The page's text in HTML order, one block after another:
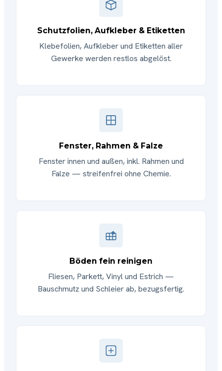
Schutzfolien, Aufkleber & Etiketten
Klebefolien, Aufkleber und Etiketten aller
Gewerke werden restlos abgelöst.
Fenster, Rahmen & Falze
Fenster innen und außen, inkl. Rahmen und
Falze — streifenfrei ohne Chemie.
Böden fein reinigen
Fliesen, Parkett, Vinyl und Estrich —
Bauschmutz und Schleier ab, bezugsfertig.